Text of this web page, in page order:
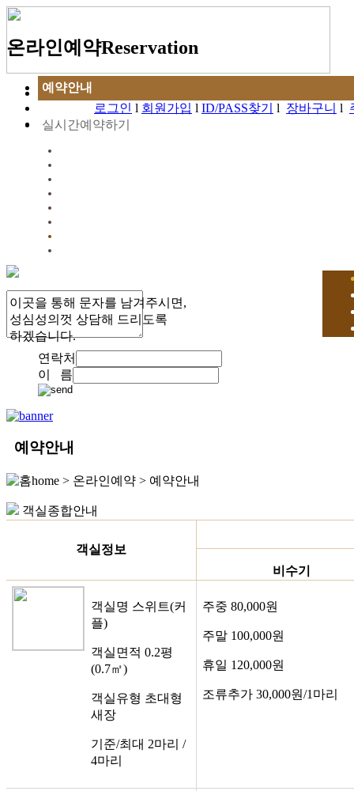
로그인 l 회원가입 l ID/PASS찾기 l 장바구니 l
온라인예약Reservation
예약안내
실시간예약하기
예약조회
환불 및 유의사항
이곳을 통해 문자를 남겨주시면,
성심성의껏 상담해 드리도록
하겠습니다.
연락처
이 름
예약안내
home > 온라인예약 > 예약안내
객실종합안내
객실정보
비수기
객실명 스위트(커
플)
객실면적 0.2평
(0.7㎡)
객실유형 초대형
새장
기준/최대 2마리 /
4마리
주중 80,000원
주말 100,000원
휴일 120,000원
조류추가 30,000원/1마리